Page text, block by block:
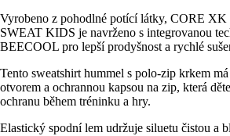
Vyrobeno z pohodlné potící látky, CORE
SWEAT KIDS je navrženo s integrovanou
BEECOOL pro lepší prodyšnost a rychlé
Tento sweatshirt hummel s polo-zip krkem
otvorem a ochrannou kapsou na zip, která
ochranu během tréninku a hry.
Elastický spodní lem udržuje siluetu čistou a